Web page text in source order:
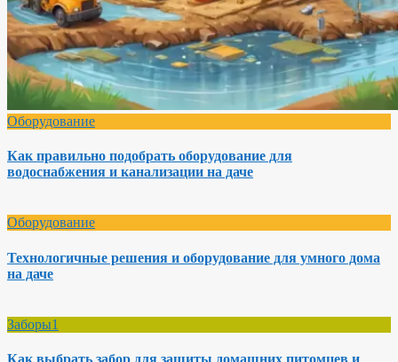
Оборудование
Как правильно подобрать оборудование для
водоснабжения и канализации на даче
Оборудование
Технологичные решения и оборудование для умного дома
на даче
Заборы1